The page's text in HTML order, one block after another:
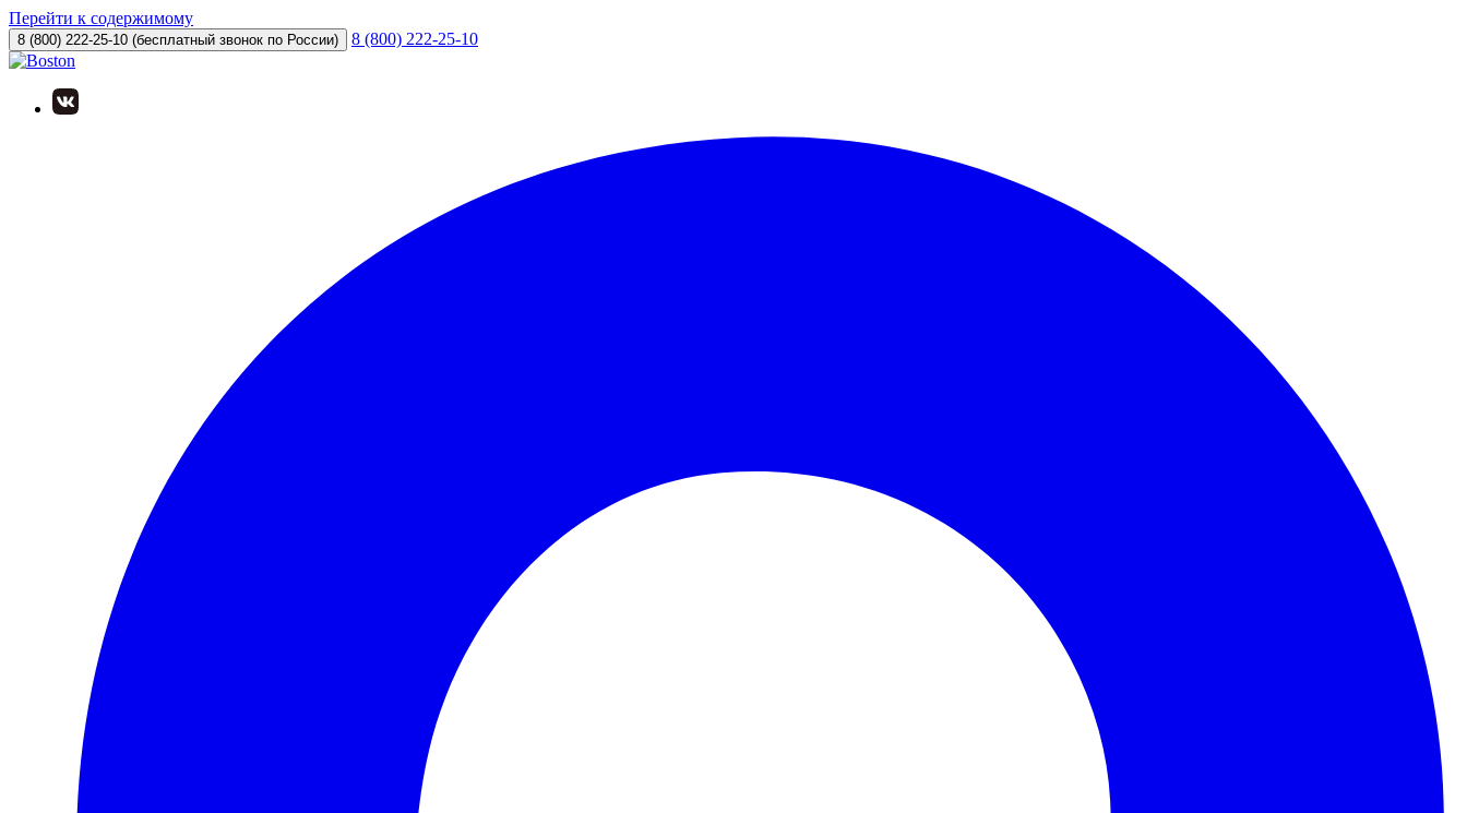
Перейти к содержимому
8 (800) 222-25-10 (бесплатный звонок по России) 8 (800) 222-25-10